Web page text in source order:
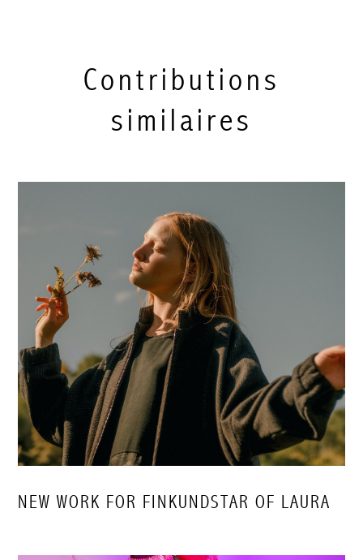
Contributions
similaires
NEW WORK FOR FINKUNDSTAR OF LAURA